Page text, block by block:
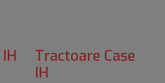
Tractoare Case
IH